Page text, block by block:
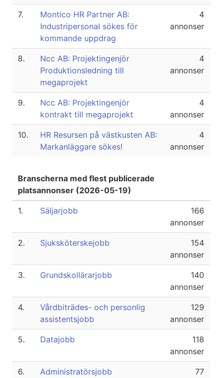
7.
Montico HR Partner AB:
Industripersonal sökes för
kommande uppdrag
4
annonser
8.
Ncc AB: Projektingenjör
Produktionsledning till
megaprojekt
4
annonser
9.
Ncc AB: Projektingenjör
kontrakt till megaprojekt
4
annonser
10.
HR Resursen på västkusten AB:
Markanläggare sökes!
4
annonser
Branscherna med flest publicerade
platsannonser (2026-05-19)
1. Säljarjobb
166
annonser
2. Sjuksköterskejobb
154
annonser
3. Grundskollärarjobb
140
annonser
4.
Vårdbiträdes- och personlig
assistentsjobb
129
annonser
5. Datajobb
118
annonser
6. Administratörsjobb
77